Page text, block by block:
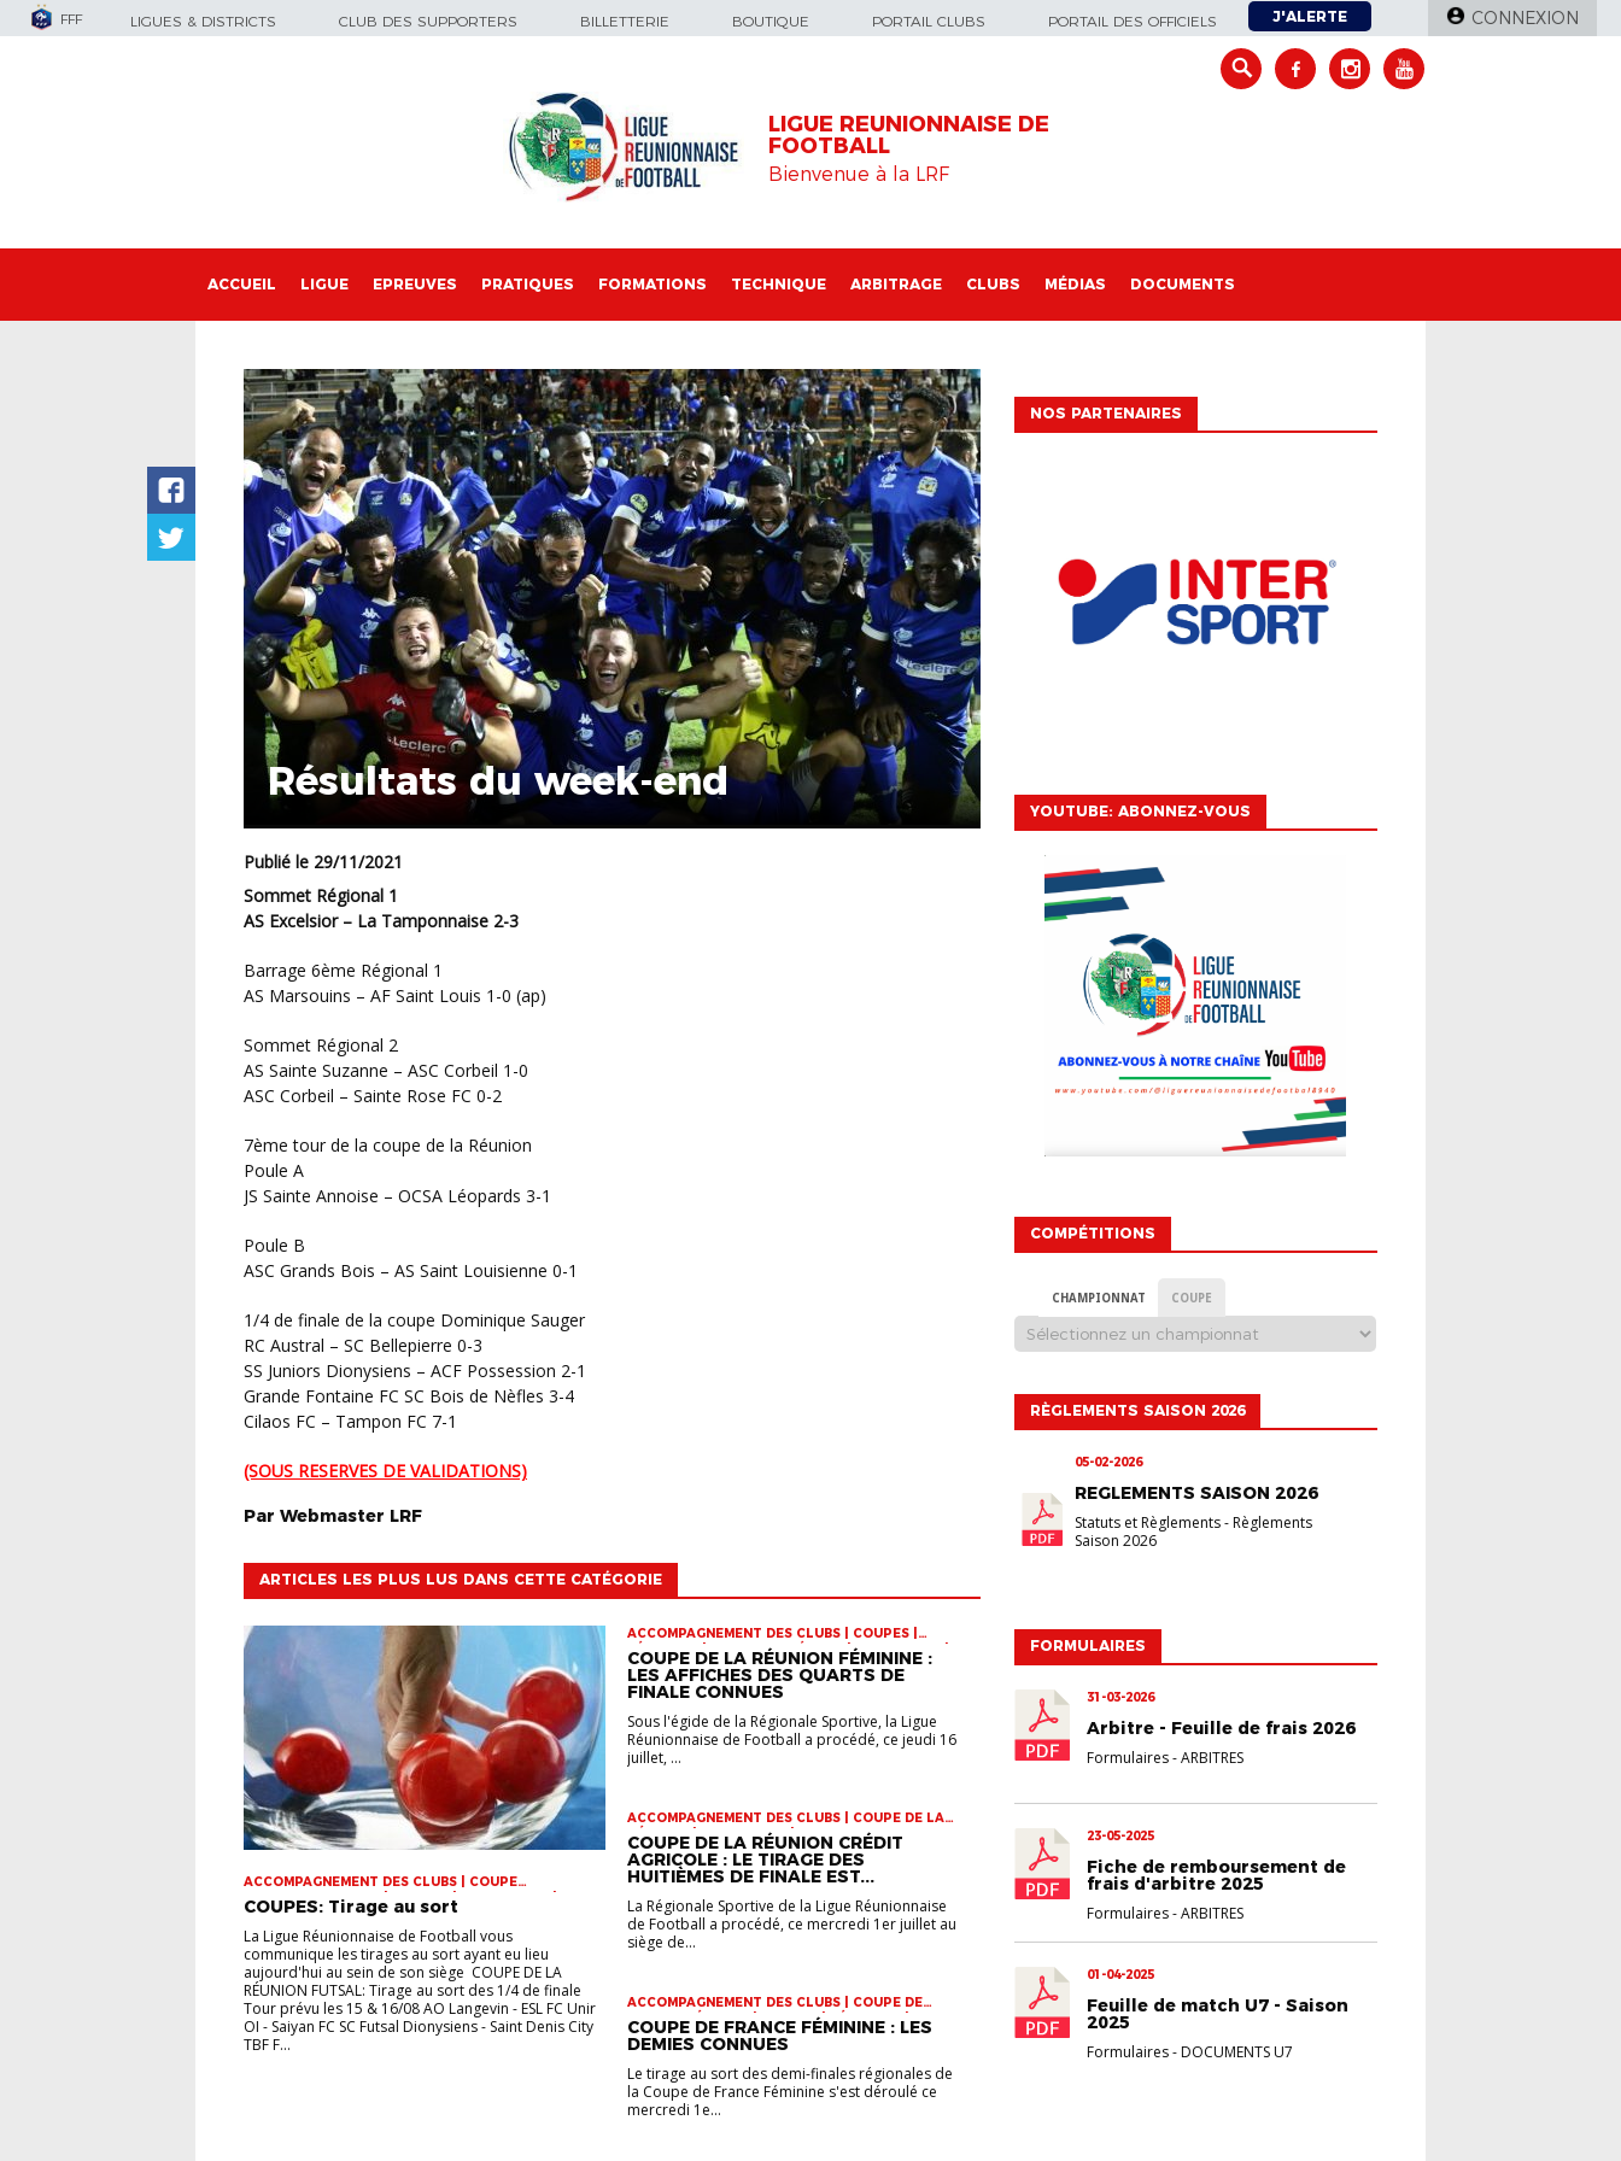
FFF LIGUES & DISTRICTS CLUB DES SUPPORTERS BILLETTERIE BOUTIQUE PORTAIL CLUBS PORTAIL DES OFFICIELS J'ALERTE CONNEXION
LIGUE REUNIONNAISE DE
FOOTBALL
Bienvenue à la LRF
ACCUEIL LIGUE EPREUVES PRATIQUES FORMATIONS TECHNIQUE ARBITRAGE CLUBS MÉDIAS DOCUMENTS
Résultats du week-end
Publié le 29/11/2021
Sommet Régional 1
AS Excelsior – La Tamponnaise 2-3
Barrage 6ème Régional 1
AS Marsouins – AF Saint Louis 1-0 (ap)
Sommet Régional 2
AS Sainte Suzanne – ASC Corbeil 1-0
ASC Corbeil – Sainte Rose FC 0-2
7ème tour de la coupe de la Réunion
Poule A
JS Sainte Annoise – OCSA Léopards 3-1
Poule B
ASC Grands Bois – AS Saint Louisienne 0-1
1/4 de finale de la coupe Dominique Sauger
RC Austral – SC Bellepierre 0-3
SS Juniors Dionysiens – ACF Possession 2-1
Grande Fontaine FC SC Bois de Nèfles 3-4
Cilaos FC – Tampon FC 7-1
(SOUS RESERVES DE VALIDATIONS)
Par Webmaster LRF
ARTICLES LES PLUS LUS DANS CETTE CATÉGORIE
ACCOMPAGNEMENT DES CLUBS | COUPE
DOMINIQUE SAUGER | COUPES | FOOT LOISIR |
FUTSAL | INFOS-LIGUE | JEUNES | U14 | U15 | U17 |
VIE DES CLUBS
COUPES: Tirage au sort
La Ligue Réunionnaise de Football vous
communique les tirages au sort ayant eu lieu
aujourd'hui au sein de son siège COUPE DE LA
RÉUNION FUTSAL: Tirage au sort des 1/4 de finale
Tour prévu les 15 & 16/08 AO Langevin - ESL FC Unir
OI - Saiyan FC SC Futsal Dionysiens - Saint Denis City
TBF F...
ACCOMPAGNEMENT DES CLUBS | COUPES |
FÉMININES | FOOTBALL FÉMININ | INFOS-LIGUE |
VIE DES CLUBS
COUPE DE LA RÉUNION FÉMININE :
LES AFFICHES DES QUARTS DE
FINALE CONNUES
Sous l'égide de la Régionale Sportive, la Ligue
Réunionnaise de Football a procédé, ce jeudi 16
juillet, ...
ACCOMPAGNEMENT DES CLUBS | COUPE DE LA
RÉUNION | INFOS-LIGUE | VIE DES CLUBS
COUPE DE LA RÉUNION CRÉDIT
AGRICOLE : LE TIRAGE DES
HUITIÈMES DE FINALE EST...
La Régionale Sportive de la Ligue Réunionnaise
de Football a procédé, ce mercredi 1er juillet au
siège de...
ACCOMPAGNEMENT DES CLUBS | COUPE DE
FRANCE FÉMININE | COUPES | FÉMININES |
FOOTBALL FÉMININ | INFOS-LIGUE | VIE DES
CLUBS
COUPE DE FRANCE FÉMININE : LES
DEMIES CONNUES
Le tirage au sort des demi-finales régionales de
la Coupe de France Féminine s'est déroulé ce
mercredi 1e...
NOS PARTENAIRES
YOUTUBE: ABONNEZ-VOUS
COMPÉTITIONS
CHAMPIONNAT COUPE
RÈGLEMENTS SAISON 2026
05-02-2026
REGLEMENTS SAISON 2026
Statuts et Règlements- Règlements
Saison 2026
FORMULAIRES
31-03-2026
Arbitre - Feuille de frais 2026
Formulaires-ARBITRES
23-05-2025
Fiche de remboursement de
frais d'arbitre 2025
Formulaires-ARBITRES
01-04-2025
Feuille de match U7 - Saison
2025
Formulaires- DOCUMENTS U7